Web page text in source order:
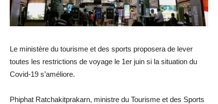
Le ministère du tourisme et des sports proposera de lever
toutes les restrictions de voyage le 1er juin si la situation du
Covid-19 s’améliore.
Phiphat Ratchakitprakarn, ministre du Tourisme et des Sports